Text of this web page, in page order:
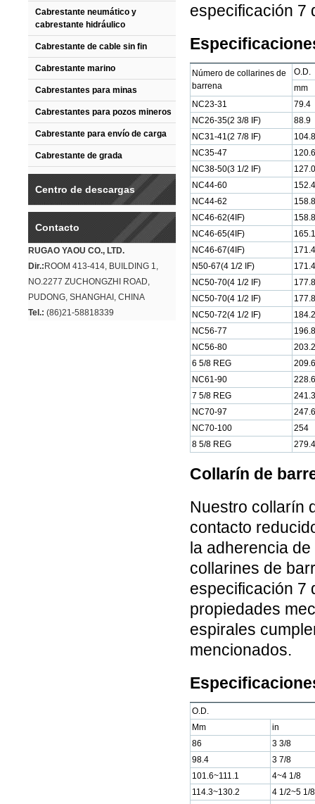
Cabrestante neumático y
cabrestante hidráulico
Cabrestante de cable sin fin
Cabrestante marino
Cabrestantes para minas
Cabrestantes para pozos mineros
Cabrestante para envío de carga
Cabrestante de grada
Centro de descargas
Contacto
RUGAO YAOU CO., LTD.
Dir.: ROOM 413-414, BUILDING 1,
NO.2277 ZUCHONGZHI ROAD,
PUDONG, SHANGHAI, CHINA
Tel.: (86)21-58818339
especificación 7
Número de collarines de
barrena
O.D.
mm
NC23-31
79.4
NC26-35(2 3/8 IF)
88.9
NC31-41(2 7/8 IF)
104.8
NC35-47
120.6
NC38-50(3 1/2 IF)
127.0
NC44-60
152.4
NC44-62
158.8
NC46-62(4IF)
158.8
NC46-65(4IF)
165.1
NC46-67(4IF)
171.4
N50-67(4 1/2 IF)
171.4
NC50-70(4 1/2 IF)
177.8
NC50-70(4 1/2 IF)
177.8
NC50-72(4 1/2 IF)
184.2
NC56-77
196.8
NC56-80
203.2
6 5/8 REG
209.6
NC61-90
228.6
7 5/8 REG
241.3
NC70-97
247.6
NC70-100
254
8 5/8 REG
279.4
Collarín de
Nuestro collarín
contacto
la adherencia
collarines de
especificación 7
propiedades
espirales
mencionados.
O.D.
Mm
in
86
3 3/8
98.4
3 7/8
101.6~111.1
4~4 1/8
114.3~130.2
4 1/2~5 1/8